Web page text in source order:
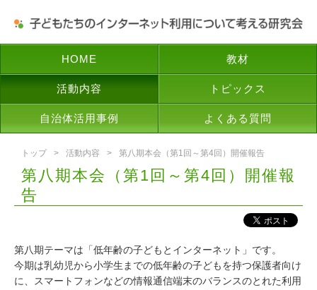
HOME 教材
活動内容 トピックス
自治体活用事例 よくある質問
トップ 活動内容 第八期本会（第1回～第4回）開催報告
第八期本会（第1回～第4回）開催報
告
第八期テーマは「低年齢の子どもとインターネット」です。
今期は乳幼児から小学生までの低年齢の子どもを持つ保護者向け
に、スマートフォンなどの情報通信端末のバランスのとれた利用